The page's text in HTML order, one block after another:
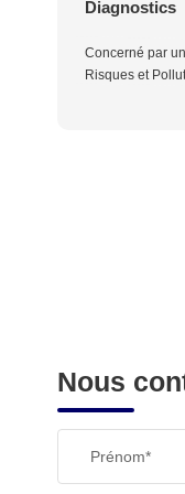
Diagnostics
Concerné par
Risques et
Nous
Prénom*